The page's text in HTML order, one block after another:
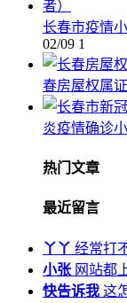
长春市疫情
02/09 1
春房屋权属
炎疫情确诊
热门文章
最近留言
丫丫 经常打
小张 网站都
快告诉我 这